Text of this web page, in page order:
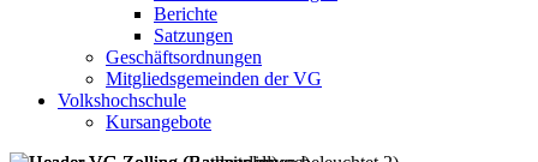
Berichte
Satzungen
Geschäftsordnungen
Mitgliedsgemeinden der VG
Volkshochschule
Kursangebote